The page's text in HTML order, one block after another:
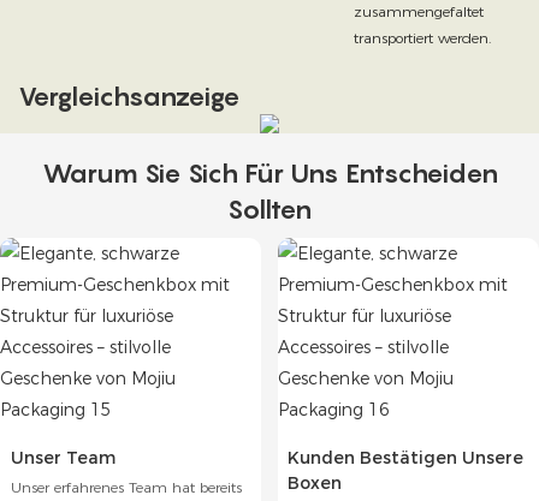
zusammengefaltet
transportiert werden.
Vergleichsanzeige
Warum Sie Sich Für Uns Entscheiden
Sollten
Unser Team
Unser erfahrenes Team hat bereits
Kunden Bestätigen Unsere
Boxen